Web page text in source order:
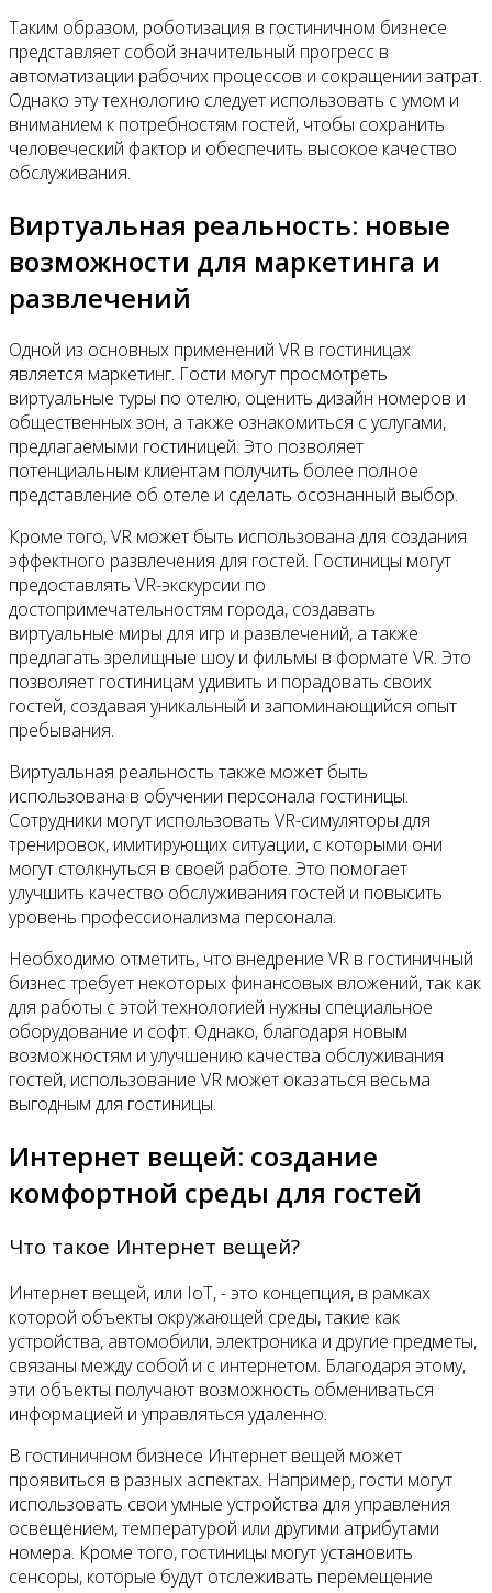
Таким образом, роботизация в гостиничном бизнесе
представляет собой значительный прогресс в
автоматизации рабочих процессов и сокращении затрат.
Однако эту технологию следует использовать с умом и
вниманием к потребностям гостей, чтобы сохранить
человеческий фактор и обеспечить высокое качество
обслуживания.
Виртуальная реальность: новые
возможности для маркетинга и
развлечений
Одной из основных применений VR в гостиницах
является маркетинг. Гости могут просмотреть
виртуальные туры по отелю, оценить дизайн номеров и
общественных зон, а также ознакомиться с услугами,
предлагаемыми гостиницей. Это позволяет
потенциальным клиентам получить более полное
представление об отеле и сделать осознанный выбор.
Кроме того, VR может быть использована для создания
эффектного развлечения для гостей. Гостиницы могут
предоставлять VR-экскурсии по
достопримечательностям города, создавать
виртуальные миры для игр и развлечений, а также
предлагать зрелищные шоу и фильмы в формате VR. Это
позволяет гостиницам удивить и порадовать своих
гостей, создавая уникальный и запоминающийся опыт
пребывания.
Виртуальная реальность также может быть
использована в обучении персонала гостиницы.
Сотрудники могут использовать VR-симуляторы для
тренировок, имитирующих ситуации, с которыми они
могут столкнуться в своей работе. Это помогает
улучшить качество обслуживания гостей и повысить
уровень профессионализма персонала.
Необходимо отметить, что внедрение VR в гостиничный
бизнес требует некоторых финансовых вложений, так как
для работы с этой технологией нужны специальное
оборудование и софт. Однако, благодаря новым
возможностям и улучшению качества обслуживания
гостей, использование VR может оказаться весьма
выгодным для гостиницы.
Интернет вещей: создание
комфортной среды для гостей
Что такое Интернет вещей?
Интернет вещей, или IoT, - это концепция, в рамках
которой объекты окружающей среды, такие как
устройства, автомобили, электроника и другие предметы,
связаны между собой и с интернетом. Благодаря этому,
эти объекты получают возможность обмениваться
информацией и управляться удаленно.
В гостиничном бизнесе Интернет вещей может
проявиться в разных аспектах. Например, гости могут
использовать свои умные устройства для управления
освещением, температурой или другими атрибутами
номера. Кроме того, гостиницы могут установить
сенсоры, которые будут отслеживать перемещение